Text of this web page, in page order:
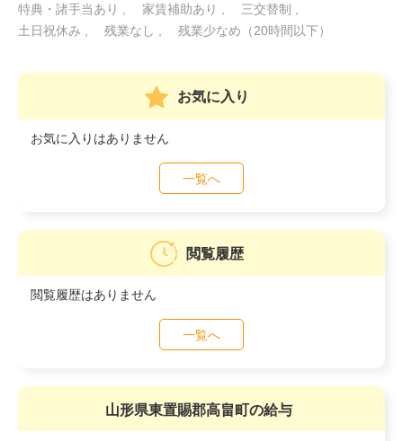
特典・諸手当あり 家賃補助あり
三交替制
土日祝休み
残業なし 残業少なめ（20時間以下）
お気に入り
お気に入りはありません
一覧へ
閲覧履歴
閲覧履歴はありません
一覧へ
山形県東置賜郡高畠町の給与